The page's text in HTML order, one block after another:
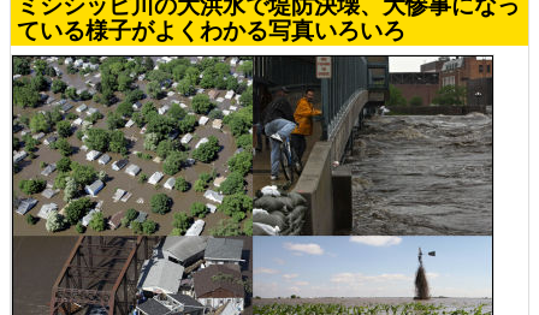
ている様子がよくわかる写真いろいろ